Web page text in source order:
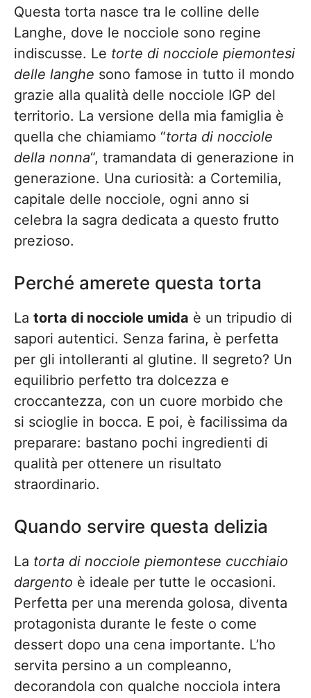
Questa torta nasce tra le colline delle
Langhe, dove le nocciole sono regine
indiscusse. Le torte di nocciole piemontesi
delle langhe sono famose in tutto il mondo
grazie alla qualità delle nocciole IGP del
territorio. La versione della mia famiglia è
quella che chiamiamo “torta di nocciole
della nonna“, tramandata di generazione in
generazione. Una curiosità: a Cortemilia,
capitale delle nocciole, ogni anno si
celebra la sagra dedicata a questo frutto
prezioso.
Perché amerete questa torta
La torta di nocciole umida è un tripudio di
sapori autentici. Senza farina, è perfetta
per gli intolleranti al glutine. Il segreto? Un
equilibrio perfetto tra dolcezza e
croccantezza, con un cuore morbido che
si scioglie in bocca. E poi, è facilissima da
preparare: bastano pochi ingredienti di
qualità per ottenere un risultato
straordinario.
Quando servire questa delizia
La torta di nocciole piemontese cucchiaio
dargento è ideale per tutte le occasioni.
Perfetta per una merenda golosa, diventa
protagonista durante le feste o come
dessert dopo una cena importante. L’ho
servita persino a un compleanno,
decorandola con qualche nocciola intera